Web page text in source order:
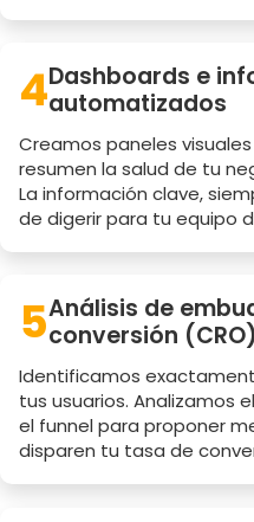
4Dashboards e
automatizados
Creamos paneles
resumen la salud de tu
La información clave,
de digerir para tu equipo
5Análisis de
conversión (CRO)
Identificamos
tus usuarios. Analizamos
el funnel para proponer
disparen tu tasa de